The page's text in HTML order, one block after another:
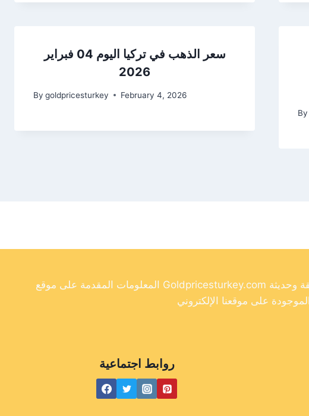
سعر الذهب في تركيا اليوم 04 فبراير
2026
By goldpricesturkey February 4, 2026
By
المعلومات المقدمة على موقع Goldpricesturkey.com مخصصة لأغراض إعلامية فقط ولا ينبغي اعتبارها نصيحة مالية. وفي حين أننا نسعى جاهدين لتوفير معلومات دقيقة وحديثة
روابط اجتماعية